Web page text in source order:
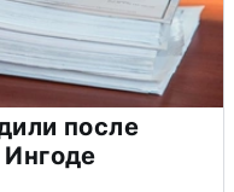
после
Ингоде